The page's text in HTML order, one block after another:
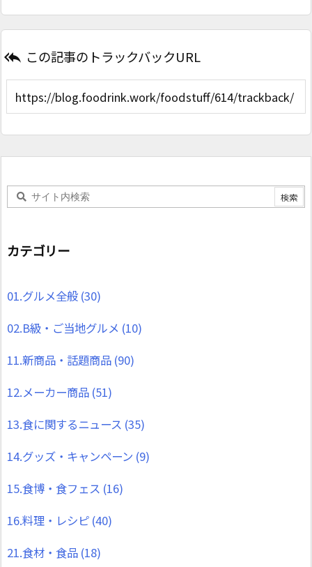
 この記事のトラックバックURL
カテゴリー
01.グルメ全般 (30)
02.B級・ご当地グルメ (10)
11.新商品・話題商品 (90)
12.メーカー商品 (51)
13.食に関するニュース (35)
14.グッズ・キャンペーン (9)
15.食博・食フェス (16)
16.料理・レシピ (40)
21.食材・食品 (18)